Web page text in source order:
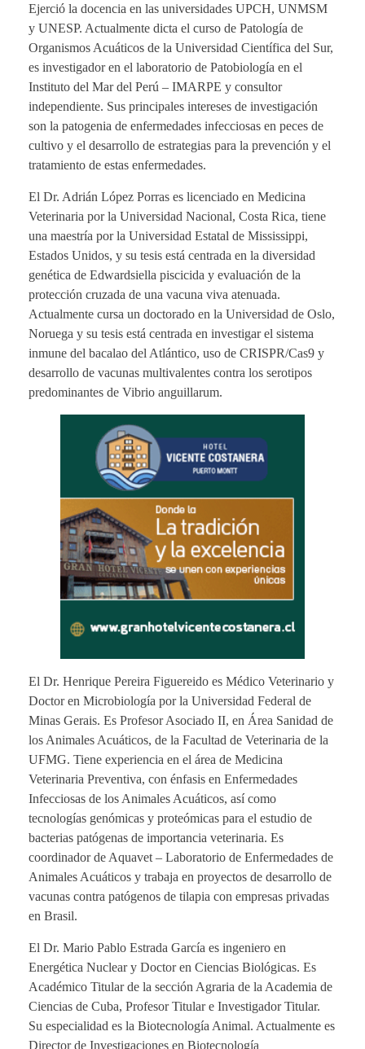
Ejerció la docencia en las universidades UPCH, UNMSM
y UNESP. Actualmente dicta el curso de Patología de
Organismos Acuáticos de la Universidad Científica del Sur,
es investigador en el laboratorio de Patobiología en el
Instituto del Mar del Perú – IMARPE y consultor
independiente. Sus principales intereses de investigación
son la patogenia de enfermedades infecciosas en peces de
cultivo y el desarrollo de estrategias para la prevención y el
tratamiento de estas enfermedades.
El Dr. Adrián López Porras es licenciado en Medicina
Veterinaria por la Universidad Nacional, Costa Rica, tiene
una maestría por la Universidad Estatal de Mississippi,
Estados Unidos, y su tesis está centrada en la diversidad
genética de Edwardsiella piscicida y evaluación de la
protección cruzada de una vacuna viva atenuada.
Actualmente cursa un doctorado en la Universidad de Oslo,
Noruega y su tesis está centrada en investigar el sistema
inmune del bacalao del Atlántico, uso de CRISPR/Cas9 y
desarrollo de vacunas multivalentes contra los serotipos
predominantes de Vibrio anguillarum.
El Dr. Henrique Pereira Figuereido es Médico Veterinario y
Doctor en Microbiología por la Universidad Federal de
Minas Gerais. Es Profesor Asociado II, en Área Sanidad de
los Animales Acuáticos, de la Facultad de Veterinaria de la
UFMG. Tiene experiencia en el área de Medicina
Veterinaria Preventiva, con énfasis en Enfermedades
Infecciosas de los Animales Acuáticos, así como
tecnologías genómicas y proteómicas para el estudio de
bacterias patógenas de importancia veterinaria. Es
coordinador de Aquavet – Laboratorio de Enfermedades de
Animales Acuáticos y trabaja en proyectos de desarrollo de
vacunas contra patógenos de tilapia con empresas privadas
en Brasil.
El Dr. Mario Pablo Estrada García es ingeniero en
Energética Nuclear y Doctor en Ciencias Biológicas. Es
Académico Titular de la sección Agraria de la Academia de
Ciencias de Cuba, Profesor Titular e Investigador Titular.
Su especialidad es la Biotecnología Animal. Actualmente es
Director de Investigaciones en Biotecnología